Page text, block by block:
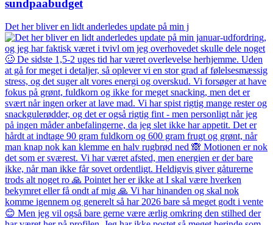
sundpaabudget
Det her bliver en lidt anderledes update på min j